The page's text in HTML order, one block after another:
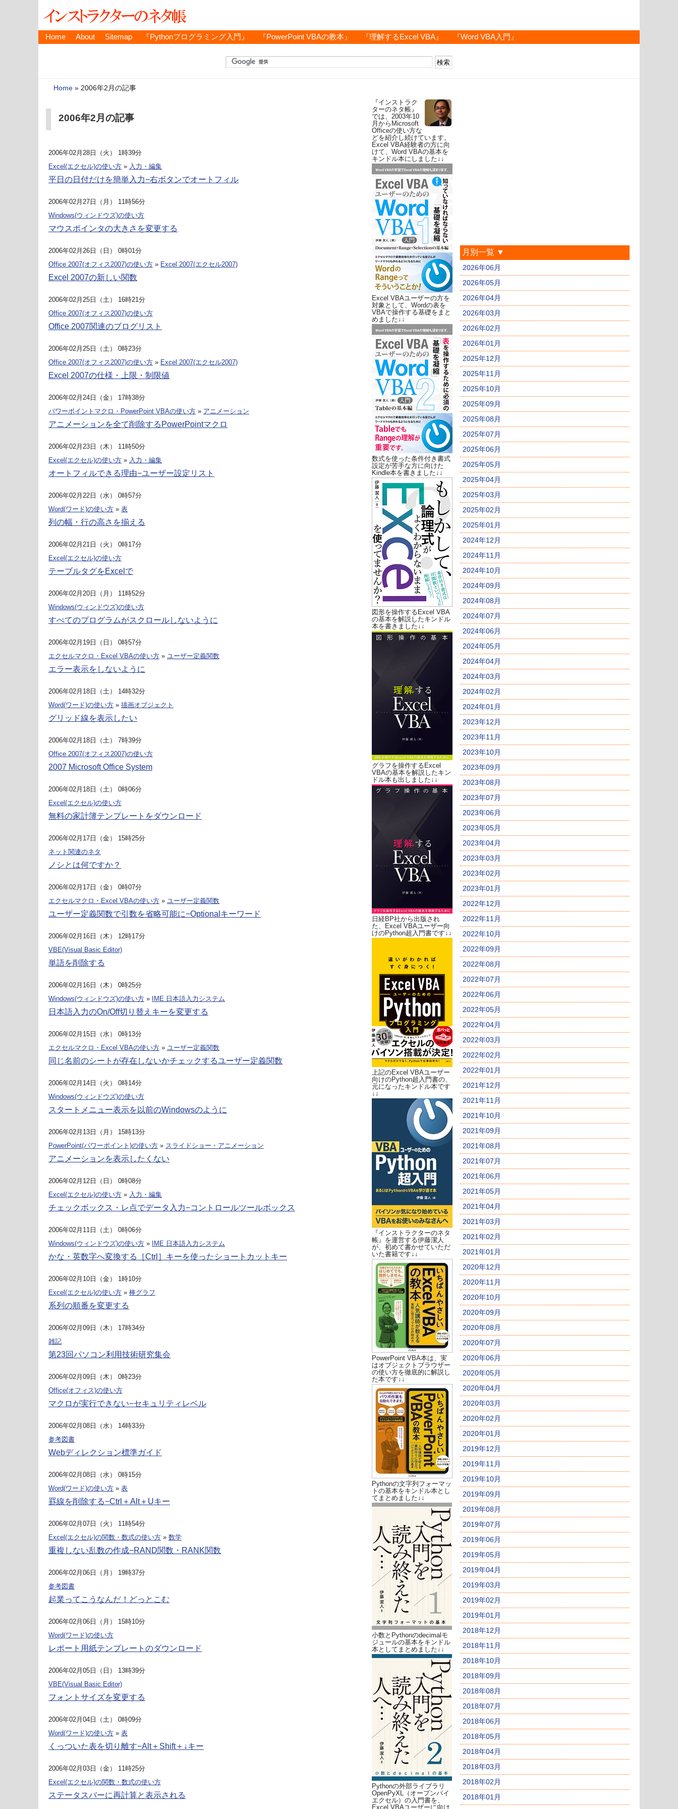
Home About Sitemap 『Pythonプログラミング入門』 『PowerPoint VBAの教本』 『理解するExcel VBA』 『Word VBA入門』
Home » 2006年2月の記事
2006年2月の記事
2006年02月28日（火） 1時39分
Excel(エクセル)の使い方 » 入力・編集
平日の日付だけを簡単入力−右ボタンでオートフィル
2006年02月27日（月） 11時56分
Windows(ウィンドウズ)の使い方
マウスポインタの大きさを変更する
2006年02月26日（日） 0時01分
Office 2007(オフィス2007)の使い方 » Excel 2007(エクセル2007)
Excel 2007の新しい関数
2006年02月25日（土） 16時21分
Office 2007(オフィス2007)の使い方
Office 2007関連のブログリスト
2006年02月25日（土） 0時23分
Office 2007(オフィス2007)の使い方 » Excel 2007(エクセル2007)
Excel 2007の仕様・上限・制限値
2006年02月24日（金） 17時38分
パワーポイントマクロ・PowerPoint VBAの使い方 » アニメーション
アニメーションを全て削除するPowerPointマクロ
2006年02月23日（木） 11時50分
Excel(エクセル)の使い方 » 入力・編集
オートフィルできる理由−ユーザー設定リスト
2006年02月22日（水） 0時57分
Word(ワード)の使い方 » 表
列の幅・行の高さを揃える
2006年02月21日（火） 0時17分
Excel(エクセル)の使い方
テーブルタグをExcelで
2006年02月20日（月） 11時52分
Windows(ウィンドウズ)の使い方
すべてのプログラムがスクロールしないように
2006年02月19日（日） 0時57分
エクセルマクロ・Excel VBAの使い方 » ユーザー定義関数
エラー表示をしないように
2006年02月18日（土） 14時32分
Word(ワード)の使い方 » 描画オブジェクト
グリッド線を表示したい
2006年02月18日（土） 7時39分
Office 2007(オフィス2007)の使い方
2007 Microsoft Office System
2006年02月18日（土） 0時06分
Excel(エクセル)の使い方
無料の家計簿テンプレートをダウンロード
2006年02月17日（金） 15時25分
ネット関連のネタ
ノシとは何ですか？
2006年02月17日（金） 0時07分
エクセルマクロ・Excel VBAの使い方 » ユーザー定義関数
ユーザー定義関数で引数を省略可能に−Optionalキーワード
2006年02月16日（木） 12時17分
VBE(Visual Basic Editor)
単語を削除する
2006年02月16日（木） 0時25分
Windows(ウィンドウズ)の使い方 » IME 日本語入力システム
日本語入力のOn/Off切り替えキーを変更する
2006年02月15日（水） 0時13分
エクセルマクロ・Excel VBAの使い方 » ユーザー定義関数
同じ名前のシートが存在しないかチェックするユーザー定義関数
2006年02月14日（火） 0時14分
Windows(ウィンドウズ)の使い方
スタートメニュー表示を以前のWindowsのように
2006年02月13日（月） 15時13分
PowerPoint(パワーポイント)の使い方 » スライドショー・アニメーション
アニメーションを表示したくない
2006年02月12日（日） 0時08分
Excel(エクセル)の使い方 » 入力・編集
チェックボックス・レ点でデータ入力−コントロールツールボックス
2006年02月11日（土） 0時06分
Windows(ウィンドウズ)の使い方 » IME 日本語入力システム
かな・英数字へ変換する［Ctrl］キーを使ったショートカットキー
2006年02月10日（金） 1時10分
Excel(エクセル)の使い方 » 棒グラフ
系列の順番を変更する
2006年02月09日（木） 17時34分
雑記
第23回パソコン利用技術研究集会
2006年02月09日（木） 0時23分
Office(オフィス)の使い方
マクロが実行できない−セキュリティレベル
2006年02月08日（水） 14時33分
参考図書
Webディレクション標準ガイド
2006年02月08日（水） 0時15分
Word(ワード)の使い方 » 表
罫線を削除する−Ctrl＋Alt＋Uキー
2006年02月07日（火） 11時54分
Excel(エクセル)の関数・数式の使い方 » 数学
重複しない乱数の作成−RAND関数・RANK関数
2006年02月06日（月） 19時37分
参考図書
起業ってこうなんだ！どっとこむ
2006年02月06日（月） 15時10分
Word(ワード)の使い方
レポート用紙テンプレートのダウンロード
2006年02月05日（日） 13時39分
VBE(Visual Basic Editor)
フォントサイズを変更する
2006年02月04日（土） 0時09分
Word(ワード)の使い方 » 表
くっついた表を切り離す−Alt＋Shift＋↓キー
2006年02月03日（金） 11時25分
Excel(エクセル)の関数・数式の使い方
ステータスバーに再計算と表示される
『インストラク
ターのネタ帳』
では、2003年10
月からMicrosoft
Officeの使い方な
どを紹介し続けています。
Excel VBA経験者の方に向
けて、Word VBAの基本を
キンドル本にしました↓↓
Excel VBAユーザーの方を
対象として、Wordの表を
VBAで操作する基礎をまと
めました↓↓
数式を使った条件付き書式
設定が苦手な方に向けた
Kindle本を書きました↓↓
図形を操作するExcel VBA
の基本を解説したキンドル
本を書きました↓↓
グラフを操作するExcel
VBAの基本を解説したキン
ドル本も出しました↓↓
日経BP社から出版され
た、Excel VBAユーザー向
けのPython超入門書です↓↓
上記のExcel VBAユーザー
向けのPython超入門書の、
元になったキンドル本です
↓↓
『インストラクターのネタ
帳』を運営する伊藤潔人
が、初めて書かせていただ
いた書籍です↓↓
PowerPoint VBA本は、実
はオブジェクトブラウザー
の使い方を徹底的に解説し
た本です↓↓
Pythonの文字列フォーマッ
トの基本をキンドル本とし
てまとめました↓↓
小数とPythonのdecimalモ
ジュールの基本をキンドル
本としてまとめました↓↓
Pythonの外部ライブラリ
OpenPyXL（オープンパイ
エクセル）の入門書を、
Excel VBAユーザーに向け
月別一覧 ▼
2026年06月
2026年05月
2026年04月
2026年03月
2026年02月
2026年01月
2025年12月
2025年11月
2025年10月
2025年09月
2025年08月
2025年07月
2025年06月
2025年05月
2025年04月
2025年03月
2025年02月
2025年01月
2024年12月
2024年11月
2024年10月
2024年09月
2024年08月
2024年07月
2024年06月
2024年05月
2024年04月
2024年03月
2024年02月
2024年01月
2023年12月
2023年11月
2023年10月
2023年09月
2023年08月
2023年07月
2023年06月
2023年05月
2023年04月
2023年03月
2023年02月
2023年01月
2022年12月
2022年11月
2022年10月
2022年09月
2022年08月
2022年07月
2022年06月
2022年05月
2022年04月
2022年03月
2022年02月
2022年01月
2021年12月
2021年11月
2021年10月
2021年09月
2021年08月
2021年07月
2021年06月
2021年05月
2021年04月
2021年03月
2021年02月
2021年01月
2020年12月
2020年11月
2020年10月
2020年09月
2020年08月
2020年07月
2020年06月
2020年05月
2020年04月
2020年03月
2020年02月
2020年01月
2019年12月
2019年11月
2019年10月
2019年09月
2019年08月
2019年07月
2019年06月
2019年05月
2019年04月
2019年03月
2019年02月
2019年01月
2018年12月
2018年11月
2018年10月
2018年09月
2018年08月
2018年07月
2018年06月
2018年05月
2018年04月
2018年03月
2018年02月
2018年01月